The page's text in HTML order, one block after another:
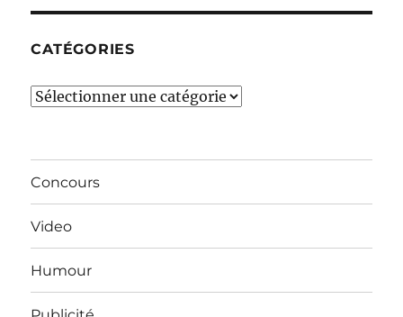
CATÉGORIES
Catégories
Concours
Video
Humour